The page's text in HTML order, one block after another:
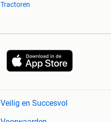
Tractoren
Veilig en Succesvol